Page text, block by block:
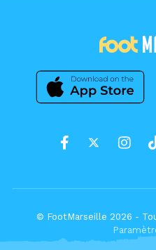
© FootMarseille 2026 -